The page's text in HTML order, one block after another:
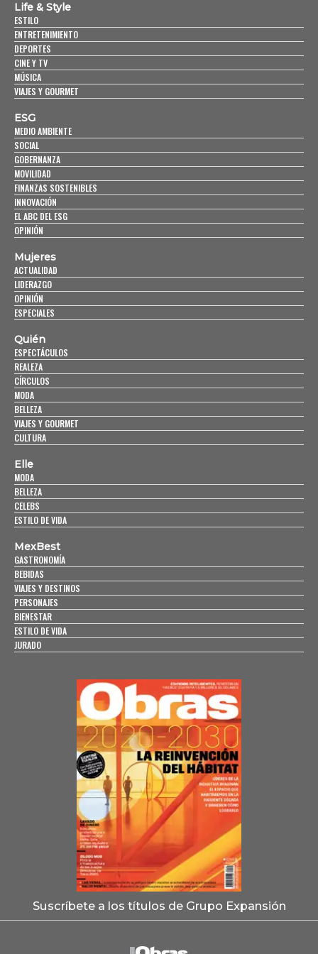
Life & Style
ESTILO
ENTRETENIMIENTO
DEPORTES
CINE Y TV
MÚSICA
VIAJES Y GOURMET
ESG
MEDIO AMBIENTE
SOCIAL
GOBERNANZA
MOVILIDAD
FINANZAS SOSTENIBLES
INNOVACIÓN
EL ABC DEL ESG
OPINIÓN
Mujeres
ACTUALIDAD
LIDERAZGO
OPINIÓN
ESPECIALES
Quién
ESPECTÁCULOS
REALEZA
CÍRCULOS
MODA
BELLEZA
VIAJES Y GOURMET
CULTURA
Elle
MODA
BELLEZA
CELEBS
ESTILO DE VIDA
MexBest
GASTRONOMÍA
BEBIDAS
VIAJES Y DESTINOS
PERSONAJES
BIENESTAR
ESTILO DE VIDA
JURADO
Suscríbete a los títulos de Grupo Expansión